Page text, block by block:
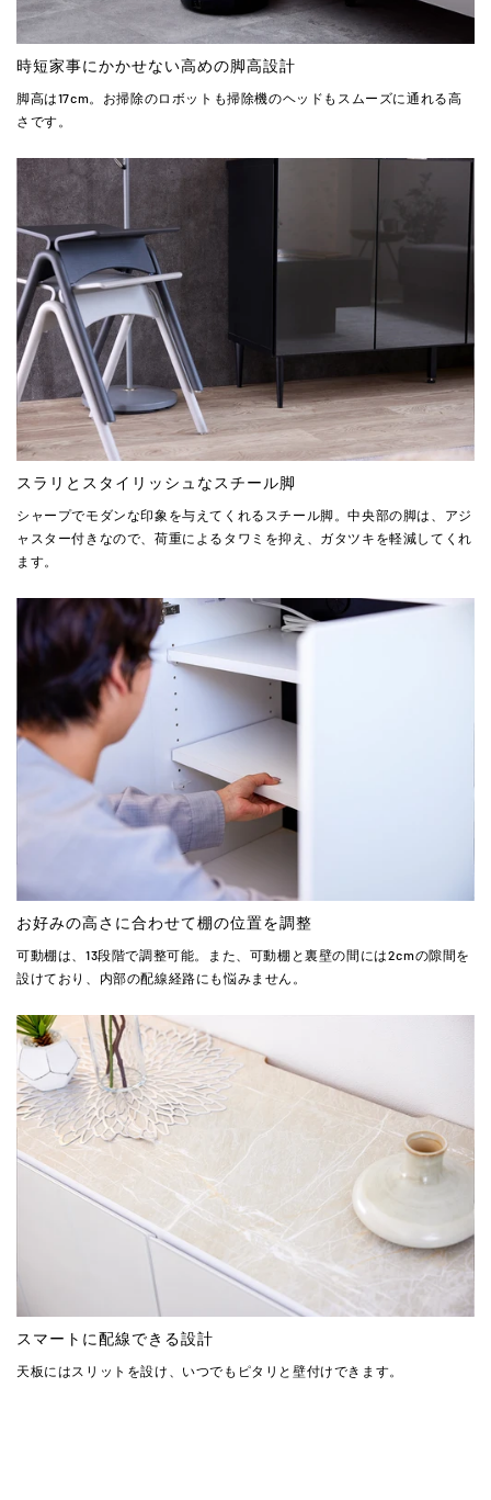
時短家事にかかせない高めの脚高設計
脚高は17cm。お掃除のロボットも掃除機のヘッドもスムーズに通れる高
さです。
スラリとスタイリッシュなスチール脚
シャープでモダンな印象を与えてくれるスチール脚。中央部の脚は、アジ
ャスター付きなので、荷重によるタワミを抑え、ガタツキを軽減してくれ
ます。
お好みの高さに合わせて棚の位置を調整
可動棚は、13段階で調整可能。また、可動棚と裏壁の間には2cmの隙間を
設けており、内部の配線経路にも悩みません。
スマートに配線できる設計
天板にはスリットを設け、いつでもピタリと壁付けできます。